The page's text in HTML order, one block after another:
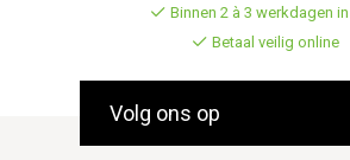
Binnen 2 à 3 werkdagen
Betaal veilig online
Volg ons op